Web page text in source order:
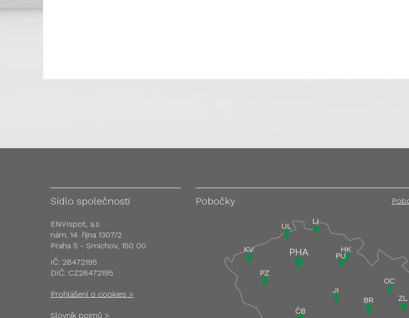
Sídlo společnosti
ENVIspot, a.s.
nám. 14. října 1307/2
Praha 5 - Smíchov, 150 00
IČ: 28472195
DIČ: CZ28472195
Prohlášení o cookies >
Slovník pojmů >
Pobočky